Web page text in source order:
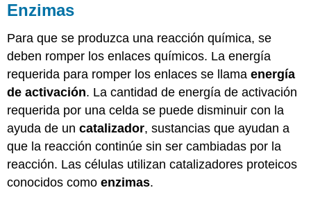
Enzimas
Para que se produzca una reacción química, se
deben romper los enlaces químicos. La energía
requerida para romper los enlaces se llamaenergía
de activación. La cantidad de energía de activación
requerida por una celda se puede disminuir con la
ayuda de uncatalizador, sustancias que ayudan a
que la reacción continúe sin ser cambiadas por la
reacción. Las células utilizan catalizadores proteicos
conocidos comoenzimas.